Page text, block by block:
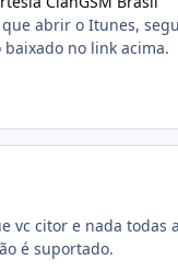
abrir o Itunes,
no link acima.
citor e nada todas
é suportado.